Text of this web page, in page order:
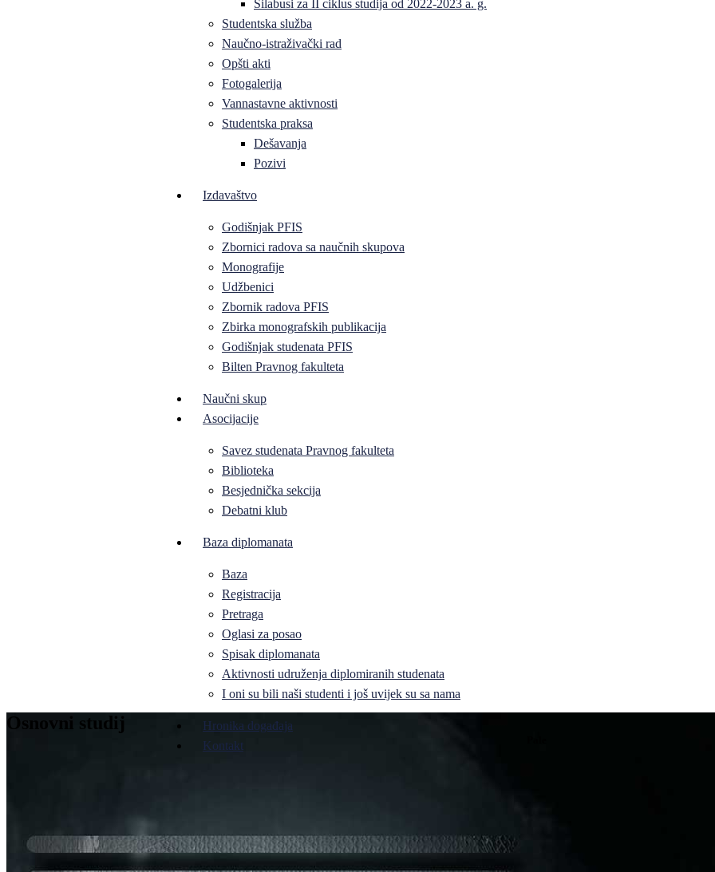
Silabusi za II ciklus studija od 2022-2023 a. g.
Studentska služba
Naučno-istraživački rad
Opšti akti
Fotogalerija
Vannastavne aktivnosti
Studentska praksa
Dešavanja
Pozivi
Izdavaštvo
Godišnjak PFIS
Zbornici radova sa naučnih skupova
Monografije
Udžbenici
Zbornik radova PFIS
Zbirka monografskih publikacija
Godišnjak studenata PFIS
Bilten Pravnog fakulteta
Naučni skup
Asocijacije
Savez studenata Pravnog fakulteta
Biblioteka
Besjednička sekcija
Debatni klub
Baza diplomanata
Baza
Registracija
Pretraga
Oglasi za posao
Spisak diplomanata
Aktivnosti udruženja diplomiranih studenata
I oni su bili naši studenti i još uvijek su sa nama
Hronika događaja
Kontakt
Osnovni studij